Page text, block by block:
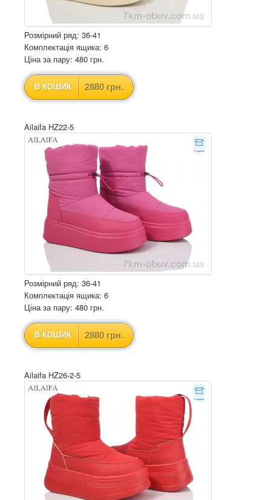
Розмірний ряд: 36-41
Комплектація ящика: 6
Ціна за пару: 480 грн.
В КОШИК 2880 грн.
Ailaifa HZ22-5
Розмірний ряд: 36-41
Комплектація ящика: 6
Ціна за пару: 480 грн.
В КОШИК 2880 грн.
Ailaifa HZ26-2-5